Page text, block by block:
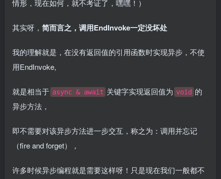
情形，现在如何，就不考证了，嘿嘿！）
其实呀， 简而言之，调用EndInvoke一定没坏处
我的理解就是，在没有返回值的引用函数时实现异步，不使
用EndInvoke,
就是相当于 async & await 关键字实现返回值为 void 的
异步方法，
即不需要对该异步方法进一步交互，称之为：调用并忘记
（fire and forget），
许多时候异步编程就是需要这样呀！只是现在我们一般都不